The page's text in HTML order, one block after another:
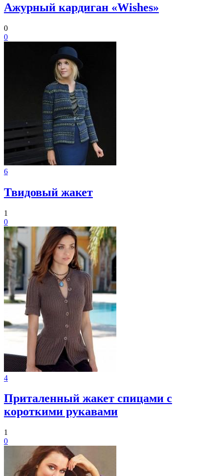
Ажурный кардиган «Wishes»
0
0
6
Твидовый жакет
1
0
4
Приталенный жакет спицами с
короткими рукавами
1
0